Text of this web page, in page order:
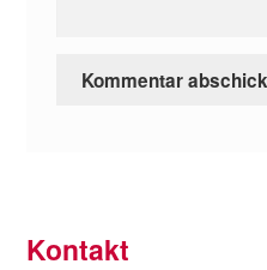
Kontakt